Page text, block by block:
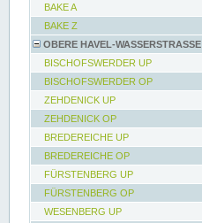
BAKE A
BAKE Z
OBERE HAVEL-WASSERSTRASSE
BISCHOFSWERDER UP
BISCHOFSWERDER OP
ZEHDENICK UP
ZEHDENICK OP
BREDEREICHE UP
BREDEREICHE OP
FÜRSTENBERG UP
FÜRSTENBERG OP
WESENBERG UP